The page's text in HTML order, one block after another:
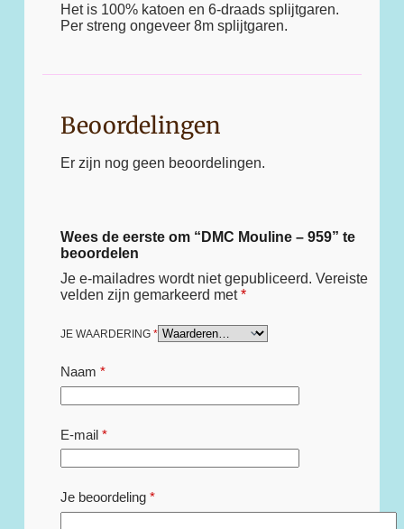
Het is 100% katoen en 6-draads splijtgaren.
Per streng ongeveer 8m splijtgaren.
Beoordelingen
Er zijn nog geen beoordelingen.
Wees de eerste om “DMC Mouline – 959” te
beoordelen
Je e-mailadres wordt niet gepubliceerd. Vereiste
velden zijn gemarkeerd met*
JE WAARDERING *
Naam *
E-mail*
Je beoordeling *